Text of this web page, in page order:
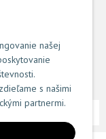
našej
s našimi
partnermi.